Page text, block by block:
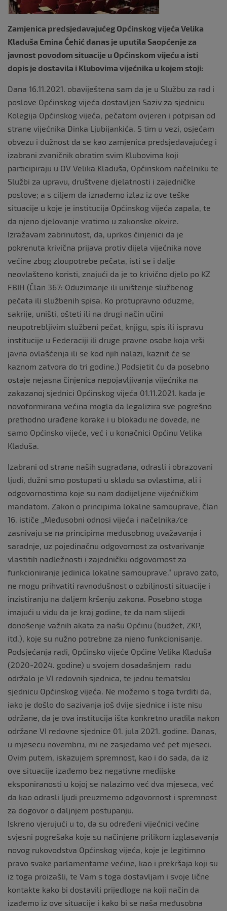
Zamjenica predsjedavajućeg Općinskog vijeća Velika
Kladuša Emina Ćehić danas je uputila Saopćenje za
javnost povodom situacije u Općinskom vijeću a isti
dopis je dostavila i Klubovima vijećnika u kojem stoji:
Dana 16.11.2021. obaviještena sam da je u Službu za rad i
poslove Općinskog vijeća dostavljen Saziv za sjednicu
Kolegija Općinskog vijeća, pečatom ovjeren i potpisan od
strane vijećnika Dinka Ljubijankića. S tim u vezi, osjećam
obvezu i dužnost da se kao zamjenica predsjedavajućeg i
izabrani zvaničnik obratim svim Klubovima koji
participiraju u OV Velika Kladuša, Općinskom načelniku te
Službi za upravu, društvene djelatnosti i zajedničke
poslove; a s ciljem da iznađemo izlaz iz ove teške
situacije u koje je institucija Općinskog vijeća zapala, te
da njeno djelovanje vratimo u zakonske okvire.
Izražavam zabrinutost, da, uprkos činjenici da je
pokrenuta krivična prijava protiv dijela vijećnika nove
većine zbog zloupotrebe pečata, isti se i dalje
neovlašteno koristi, znajući da je to krivično djelo po KZ
FBIH (Član 367: Oduzimanje ili uništenje službenog
pečata ili službenih spisa. Ko protupravno oduzme,
sakrije, uništi, ošteti ili na drugi način učini
neupotrebljivim službeni pečat, knjigu, spis ili ispravu
institucije u Federaciji ili druge pravne osobe koja vrši
javna ovlašćenja ili se kod njih nalazi, kaznit će se
kaznom zatvora do tri godine.) Podsjetit ću da posebno
ostaje nejasna činjenica nepojavljivanja vijećnika na
zakazanoj sjednici Općinskog vijeća 01.11.2021. kada je
novoformirana većina mogla da legalizira sve pogrešno
prethodno urađene korake i u blokadu ne dovede, ne
samo Općinsko vijeće, već i u konačnici Općinu Velika
Kladuša.
Izabrani od strane naših sugrađana, odrasli i obrazovani
ljudi, dužni smo postupati u skladu sa ovlastima, ali i
odgovornostima koje su nam dodijeljene vijećničkim
mandatom. Zakon o principima lokalne samouprave, član
16. ističe „Međusobni odnosi vijeća i načelnika/ce
zasnivaju se na principima međusobnog uvažavanja i
saradnje, uz pojedinačnu odgovornost za ostvarivanje
vlastitih nadležnosti i zajedničku odgovornost za
funkcioniranje jedinica lokalne samouprave.“ upravo zato,
ne mogu prihvatiti ravnodušnost o ozbiljnosti situacije i
inzistiranju na daljem kršenju zakona. Posebno stoga
imajući u vidu da je kraj godine, te da nam slijedi
donošenje važnih akata za našu Općinu (budžet, ZKP,
itd.), koje su nužno potrebne za njeno funkcionisanje.
Podsjećanja radi, Općinsko vijeće Općine Velika Kladuša
(2020-2024. godine) u svojem dosadašnjem radu
održalo je VI redovnih sjednica, te jednu tematsku
sjednicu Općinskog vijeća. Ne možemo s toga tvrditi da,
iako je došlo do sazivanja još dvije sjednice i iste nisu
održane, da je ova institucija išta konkretno uradila nakon
održane VI redovne sjednice 01. jula 2021. godine. Danas,
u mjesecu novembru, mi ne zasjedamo već pet mjeseci.
Ovim putem, iskazujem spremnost, kao i do sada, da iz
ove situacije izađemo bez negativne medijske
eksponiranosti u kojoj se nalazimo već dva mjeseca, već
da kao odrasli ljudi preuzmemo odgovornost i spremnost
za dogovor o daljnjem postupanju.
Iskreno vjerujući u to, da su određeni vijećnici većine
svjesni pogrešaka koje su načinjene prilikom izglasavanja
novog rukovodstva Općinskog vijeća, koje je legitimno
pravo svake parlamentarne većine, kao i prekršaja koji su
iz toga proizašli, te Vam s toga dostavljam i svoje lične
kontakte kako bi dostavili prijedloge na koji način da
izađemo iz ove situacije i kako bi se naša međusobna